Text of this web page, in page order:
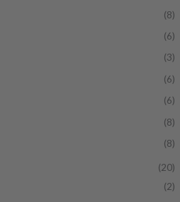
(8)
(6)
(3)
(6)
(6)
(8)
(8)
(20)
(2)